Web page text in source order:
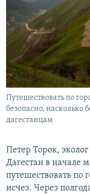
РАСПИСАНИЕ
ПОДПИШИТЕСЬ НА
СОЦИАЛЬНЫЕ СЕТИ
Все сайты РСЕ/РС
Путешествовать по
безопасно, насколько
дагестанцам
Петер Торок,
Дагестан в начале
путешествовать по
исчез. Через